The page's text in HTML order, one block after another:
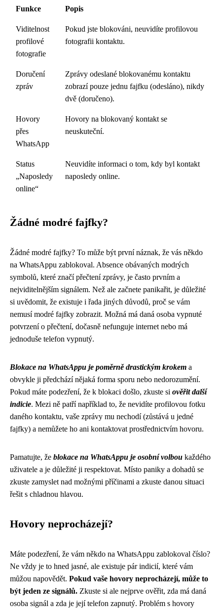
Funkce Popis
Viditelnost
profilové
fotografie
Pokud jste blokováni, neuvidíte profilovou
fotografii kontaktu.
Doručení
zpráv
Zprávy odeslané blokovanému kontaktu
zobrazí pouze jednu fajfku (odesláno), nikdy
dvě (doručeno).
Hovory
přes
WhatsApp
Hovory na blokovaný kontakt se
neuskuteční.
Status
„Naposledy
online“
Neuvidíte informaci o tom, kdy byl kontakt
naposledy online.
Žádné modré fajfky?
Žádné modré fajfky? To může být první náznak, že vás někdo
na WhatsAppu zablokoval. Absence obávaných modrých
symbolů, které značí přečtení zprávy, je často prvním a
nejviditelnějším signálem. Než ale začnete panikařit, je důležité
si uvědomit, že existuje i řada jiných důvodů, proč se vám
nemusí modré fajfky zobrazit. Možná má daná osoba vypnuté
potvrzení o přečtení, dočasně nefunguje internet nebo má
jednoduše telefon vypnutý.
Blokace na WhatsAppu je poměrně drastickým krokem a
obvykle ji předchází nějaká forma sporu nebo nedorozumění.
Pokud máte podezření, že k blokaci došlo, zkuste si ověřit další
indicie. Mezi ně patří například to, že nevidíte profilovou fotku
daného kontaktu, vaše zprávy mu nechodí (zůstává u jedné
fajfky) a nemůžete ho ani kontaktovat prostřednictvím hovoru.
Pamatujte, že blokace na WhatsAppu je osobní volbou každého
uživatele a je důležité ji respektovat. Místo paniky a dohadů se
zkuste zamyslet nad možnými příčinami a zkuste danou situaci
řešit s chladnou hlavou.
Hovory neprocházejí?
Máte podezření, že vám někdo na WhatsAppu zablokoval číslo?
Ne vždy je to hned jasné, ale existuje pár indicií, které vám
můžou napovědět. Pokud vaše hovory neprocházejí, může to
být jeden ze signálů. Zkuste si ale nejprve ověřit, zda má daná
osoba signál a zda je její telefon zapnutý. Problém s hovory